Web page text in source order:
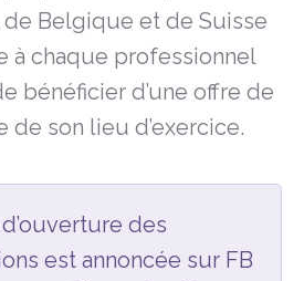
Belgique et de Suisse
à chaque professionnel
bénéficier d’une offre de
de son lieu d’exercice.
des
est annoncée sur FB